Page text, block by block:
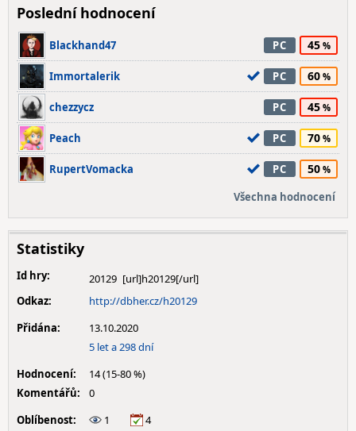
Poslední hodnocení
Blackhand47 PC 45
Immortalerik PC 60
chezzycz PC 45
Peach PC 70
RupertVomacka PC 50
Všechna hodnocení
Statistiky
Id hry:
20129
Odkaz:
http://dbher.cz/h20129
Přidána:
13.10.2020
5 let a 298 dní
Hodnocení:
14 (15-80 %)
Komentářů:
0
Oblíbenost:
1
4